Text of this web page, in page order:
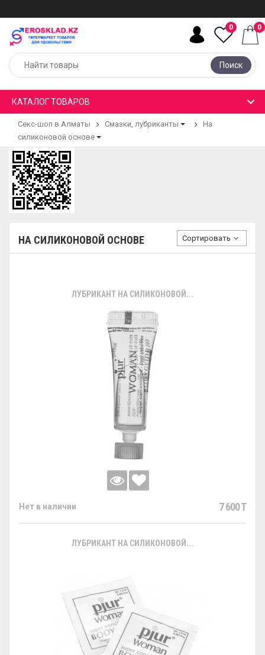
Поиск
0 0
КАТАЛОГ ТОВАРОВ
Секс-шоп в Алматы Смазки, лубриканты
На
силиконовой основе
НА СИЛИКОНОВОЙ ОСНОВЕ Сортировать
ЛУБРИКАНТ НА СИЛИКОНОВОЙ...
Нет в наличии 7 600 T
ЛУБРИКАНТ НА СИЛИКОНОВОЙ...